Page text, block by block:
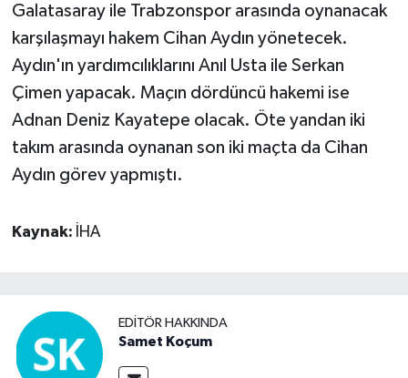
Galatasaray ile Trabzonspor arasında oynanacak
karşılaşmayı hakem Cihan Aydın yönetecek.
Aydın'ın yardımcılıklarını Anıl Usta ile Serkan
Çimen yapacak. Maçın dördüncü hakemi ise
Adnan Deniz Kayatepe olacak. Öte yandan iki
takım arasında oynanan son iki maçta da Cihan
Aydın görev yapmıştı.
Kaynak: İHA
EDITÖR HAKKINDA
Samet Koçum